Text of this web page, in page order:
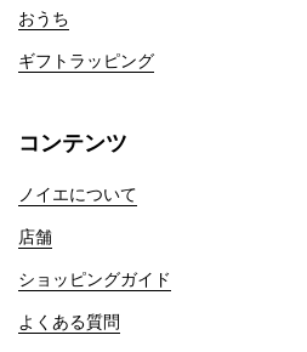
おうち
ギフトラッピング
コンテンツ
ノイエについて
店舗
ショッピングガイド
よくある質問